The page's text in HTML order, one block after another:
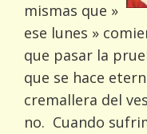
mismas que »
ese lunes »
que pasar la
que se hace
cremallera del
no. Cuando